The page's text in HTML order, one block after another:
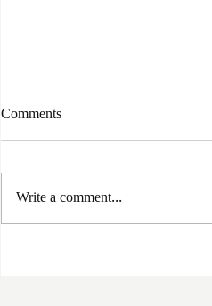
Comments
Write a comment...